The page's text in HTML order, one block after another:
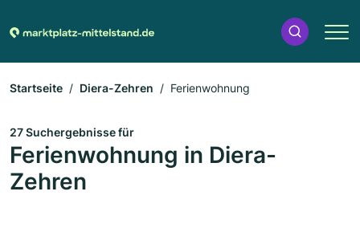
Startseite Diera-Zehren Ferienwohnung
27 Suchergebnisse für
Ferienwohnung in Diera-
Zehren